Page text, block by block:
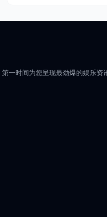
一时间为您呈现最劲爆的娱乐资